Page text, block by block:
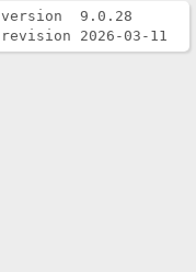
version 9.0.28
revision 2026-03-11